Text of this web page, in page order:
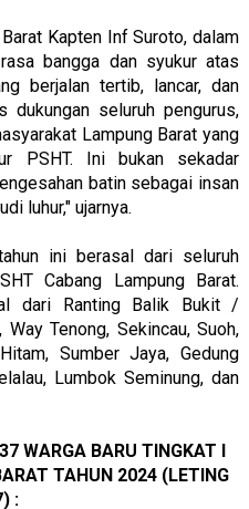
Kapten Inf Suroto, dalam
bangga dan syukur atas
berjalan tertib, lancar, dan
dukungan seluruh pengurus,
Lampung Barat yang
PSHT. Ini bukan sekadar
batin sebagai insan
luhur," ujarnya.
ini berasal dari seluruh
Cabang Lampung Barat.
dari Ranting Balik Bukit /
Tenong, Sekincau, Suoh,
Sumber Jaya, Gedung
Lumbok Seminung, dan
WARGA BARU TINGKAT I
TAHUN 2024 (LETING
: